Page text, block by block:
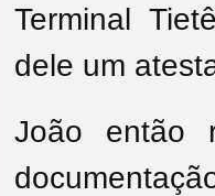
Terminal
dele um
João então